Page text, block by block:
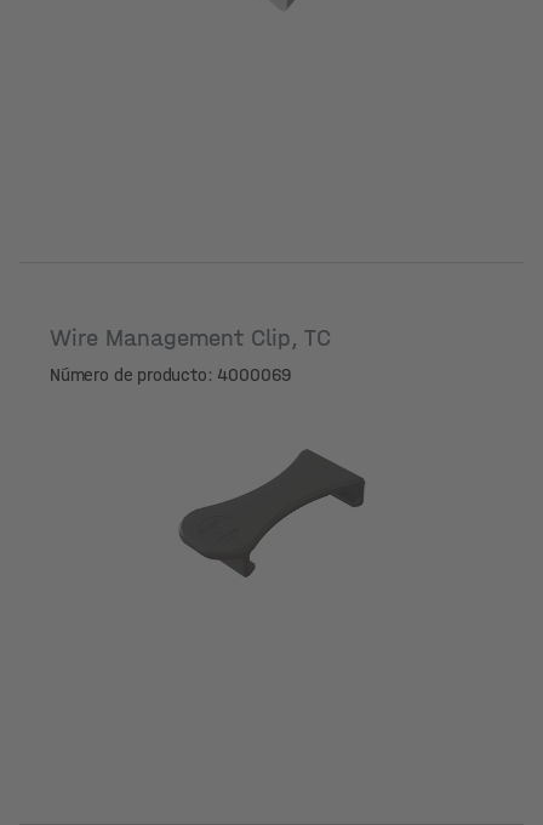
Wire Management Clip, TC
Número de producto: 4000069